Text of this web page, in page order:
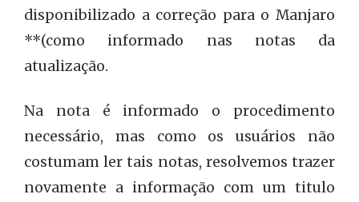
disponibilizado a correção para o Manjaro
**(como informado nas notas da
atualização.
Na nota é informado o procedimento
necessário, mas como os usuários não
costumam ler tais notas, resolvemos trazer
novamente a informação com um titulo